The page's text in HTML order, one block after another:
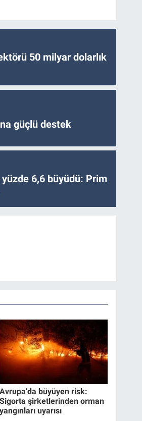
50 milyar dolarlık
güçlü destek
6,6 büyüdü: Prim
Avrupa’da büyüyen risk:
Sigorta şirketlerinden orman
yangınları uyarısı